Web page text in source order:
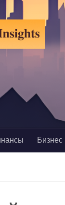
Бизнес